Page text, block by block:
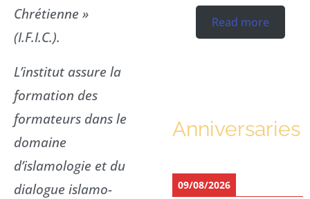
Chrétienne »
(I.F.I.C.).
L’institut assure la
formation des
formateurs dans le
domaine
d’islamologie et du
dialogue islamo-
Read more
Anniversaries
09/08/2026